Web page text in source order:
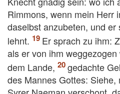
Rimmons, wenn mein Herr
daselbst anzubeten, und er
lehnt.
Er sprach zu ihm:
als er von ihm
dem Lande,
gedachte
des Mannes Gottes: Siehe,